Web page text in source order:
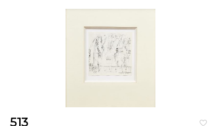
favorite_border
513